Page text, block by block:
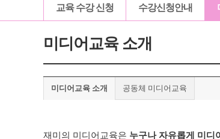
교육 수강 신청 수강신청안내
미디어교육 소개
미디어교육 소개 공동체 미디어교육
재미의 미디어교육은 누구나 자유롭게 미디